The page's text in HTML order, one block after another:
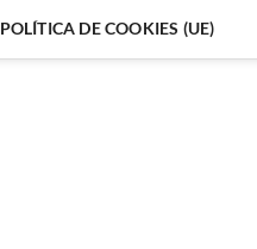
POLÍTICA DE COOKIES (UE)